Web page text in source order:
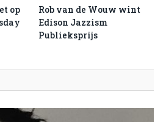
op
Rob van de Wouw wint
Edison Jazzism
Publieksprijs